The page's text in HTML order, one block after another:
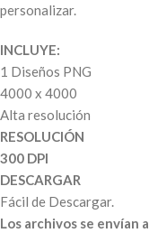
personalizar.
INCLUYE:
1 Diseños PNG
4000 x 4000
Alta resolución
RESOLUCIÓN
300 DPI
DESCARGAR
Fácil de Descargar.
Los archivos se envían